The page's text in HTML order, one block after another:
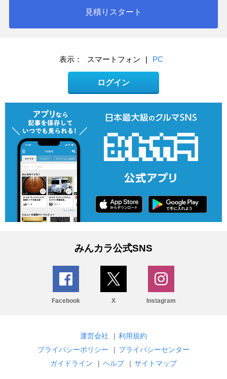
見積りスタート
表示： スマートフォン | PC
ログイン
みんカラ公式SNS
Facebook X Instagram
運営会社 | 利用規約
プライバシーポリシー
| プライバシーセンター
ガイドライン
| ヘルプ | サイトマップ